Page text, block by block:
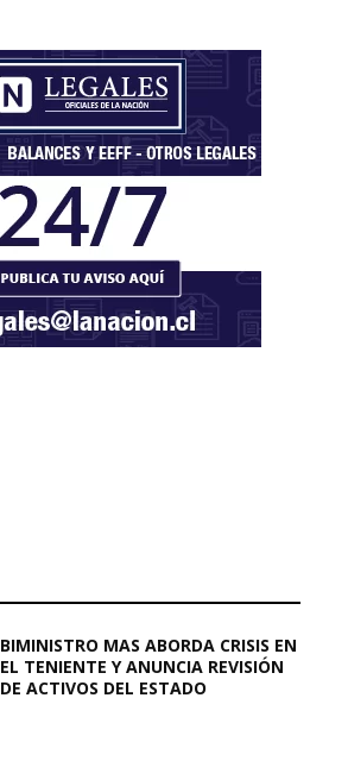
BIMINISTRO MAS ABORDA CRISIS EN
EL TENIENTE Y ANUNCIA REVISIÓN
DE ACTIVOS DEL ESTADO